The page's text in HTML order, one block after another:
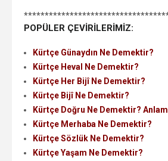
POPÜLER ÇEVİRİLERİMİZ:
Kürtçe Günaydın Ne Demektir?
Kürtçe Heval Ne Demektir?
Kürtçe Her Bijî Ne Demektir?
Kürtçe Bijî Ne Demektir?
Kürtçe Doğru Ne Demektir?
Kürtçe Merhaba Ne Demektir?
Kürtçe Sözlük Ne Demektir?
Kürtçe Yaşam Ne Demektir?